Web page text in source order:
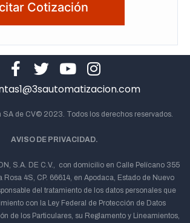
SA de CV© 2023. Todos los derechos reservados.
AVISO DE PRIVACIDAD.
S.A. DE C.V., con domicilio en Calle Pelícano 355
Rosa 4S, CP. 66614, en Apodaca, Estado de Nuevo
del tratamiento de los datos personales que
con la Ley Federal de Protección de Datos
de los Particulares, su Reglamento y Lineamientos,